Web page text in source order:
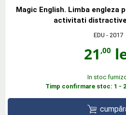
Magic English. Limba engleza
activitati distractive
EDU - 2017
21 ,00
In stoc
Timp confirmare stoc: 1 -